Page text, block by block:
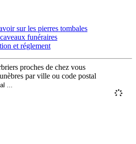
sur les pierres tombales
funéraires
et réglement
proches de chez vous
par ville ou code postal